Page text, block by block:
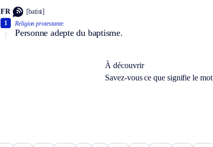
FR [batist]
Religion protestante.
Personne adepte du baptisme.
1
À découvrir
Savez-vous ce que signifie le mot